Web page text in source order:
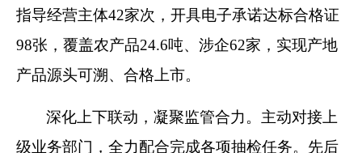
指导经营主体42家次，开具电子承诺达标合格证
98张，覆盖农产品24.6吨、涉企62家，实现产地
产品源头可溯、合格上市。
深化上下联动，凝聚监管合力。主动对接上
级业务部门，全力配合完成各项抽检任务。先后